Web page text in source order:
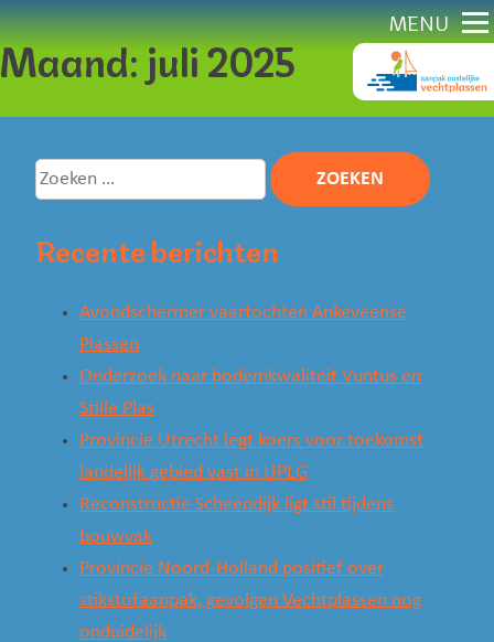
naar
content
MENU
Maand: juli 2025
Zoeken
naar:
Recente berichten
Avondschermer vaartochten Ankeveense
Plassen
Onderzoek naar bodemkwaliteit Vuntus en
Stille Plas
Provincie Utrecht legt koers voor toekomst
landelijk gebied vast in UPLG
Reconstructie Scheendijk ligt stil tijdens
bouwvak
Provincie Noord-Holland positief over
stikstofaanpak, gevolgen Vechtplassen nog
onduidelijk